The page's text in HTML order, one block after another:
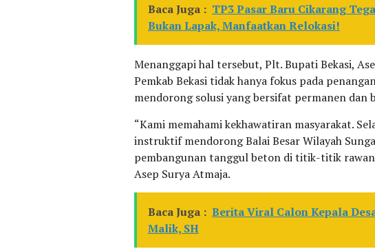
Baca Juga : TP3 Pasar Baru Cikarang
Bukan Lapak, Manfaatkan Relokasi!
Menanggapi hal tersebut, Plt. Bupati Bekasi,
Pemkab Bekasi tidak hanya fokus pada
mendorong solusi yang bersifat permanen dan
“Kami memahami kekhawatiran masyarakat.
instruktif mendorong Balai Besar Wilayah
pembangunan tanggul beton di titik-titik
Asep Surya Atmaja.
Baca Juga : Berita Viral Calon Kepala
Malik, SH